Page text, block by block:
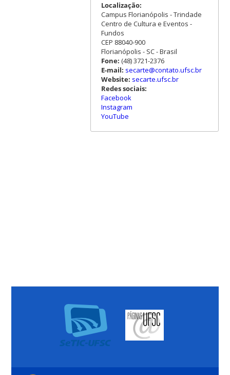
Localização:
Campus Florianópolis - Trindade
Centro de Cultura e Eventos -
Fundos
CEP 88040-900
Florianópolis - SC - Brasil
Fone: (48) 3721-2376
E-mail: secarte@contato.ufsc.br
Website: secarte.ufsc.br
Redes sociais:
Facebook
Instagram
YouTube